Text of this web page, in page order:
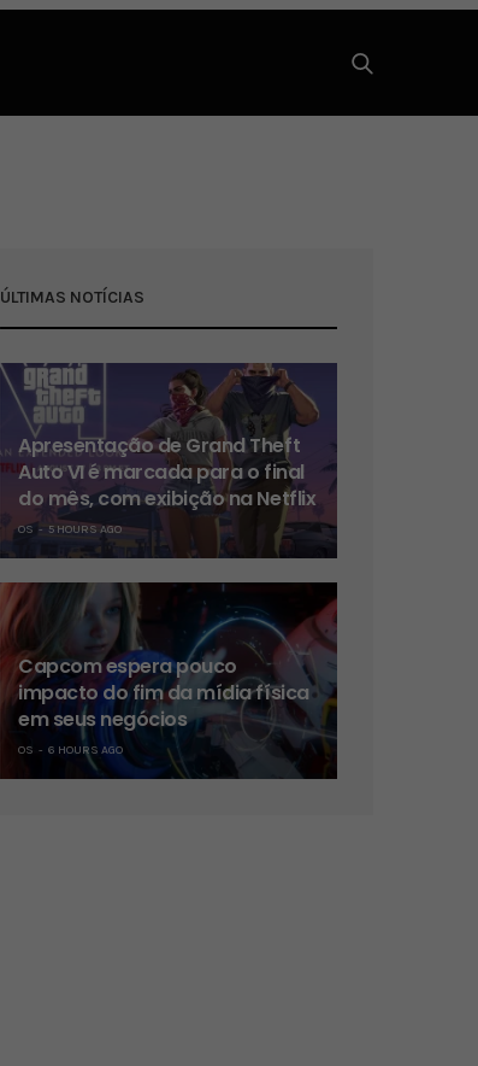
ÚLTIMAS NOTÍCIAS
Apresentação de Grand Theft
Auto VI é marcada para o final
do mês, com exibição na Netflix
OS 5 HOURS AGO
Capcom espera pouco
impacto do fim da mídia física
em seus negócios
OS 6 HOURS AGO